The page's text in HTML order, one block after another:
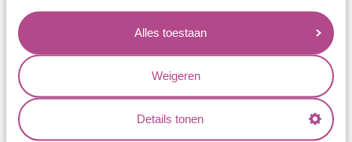
Alles toestaan
Weigeren
Details tonen
Blogs
Jouw voordelen
Conflictvrije Materialen
Oneindig veel mogelijkheden
Kwaliteit